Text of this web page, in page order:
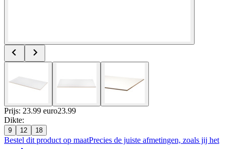
Prijs: 23.99 euro23.99
Dikte:
9 12 18
Bestel dit product op maatPrecies de juiste afmetingen, zoals jij het